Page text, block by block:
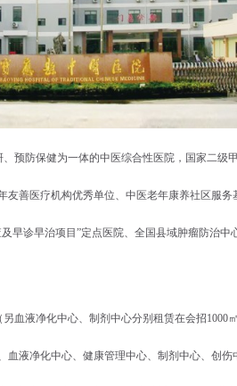
预防保健为一体的中医综合性医院，国家二级
善医疗机构优秀单位、中医老年康养社区服务
早诊早治项目”定点医院、全国县域肿瘤防治中
另血液净化中心、制剂中心分别租赁在会招1000
血液净化中心、健康管理中心、制剂中心、创伤